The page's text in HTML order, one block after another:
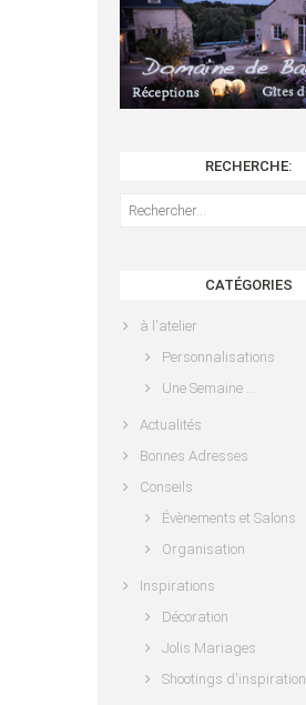
RECHERCHE:
Rechercher :
CATÉGORIES
à l'atelier
Personnalisations
Une Semaine …
Actualités
Bonnes Adresses
Conseils
Évènements et Salons
Organisation
Inspirations
Décoration
Jolis Mariages
Shootings d'inspiration